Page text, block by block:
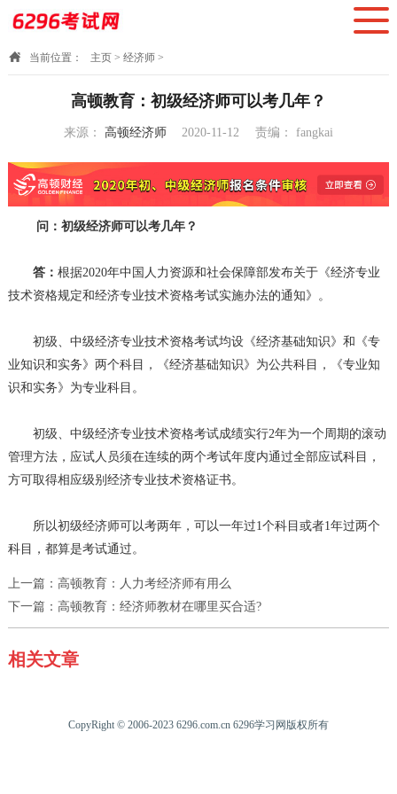
当前位置： 主页> 经济师>
高顿教育：初级经济师可以考几年？
来源： 高顿经济师
2020-11-12
责编： fangkai
问：初级经济师可以考几年？
答： 根据2020年中国人力资源和社会保障部发布关于《经济专业
技术资格规定和经济专业技术资格考试实施办法的通知》。
初级、中级经济专业技术资格考试均设《经济基础知识》和《专
业知识和实务》两个科目，《经济基础知识》为公共科目，《专业知
识和实务》为专业科目。
初级、中级经济专业技术资格考试成绩实行2年为一个周期的滚动
管理方法，应试人员须在连续的两个考试年度内通过全部应试科目，
方可取得相应级别经济专业技术资格证书。
所以初级经济师可以考两年，可以一年过1个科目或者1年过两个
科目，都算是考试通过。
上一篇： 高顿教育：人力考经济师有用么
下一篇： 高顿教育：经济师教材在哪里买合适?
相关文章
CopyRight © 2006-2023 6296.com.cn 6296学习网版权所有